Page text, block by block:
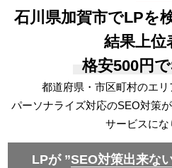
石川県加賀市でLPを
結果上位
格安500円
都道府県・市区町村のエリ
パーソナライズ対応のSEO対策
サービスにな
LPが ”SEO対策出来な